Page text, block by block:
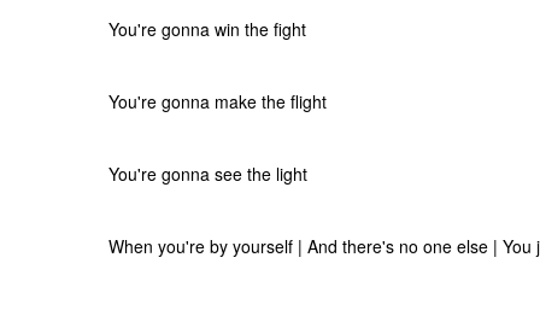
You're gonna win the fight
You're gonna make the flight
You're gonna see the light
When you're by yourself | And there's no one else |